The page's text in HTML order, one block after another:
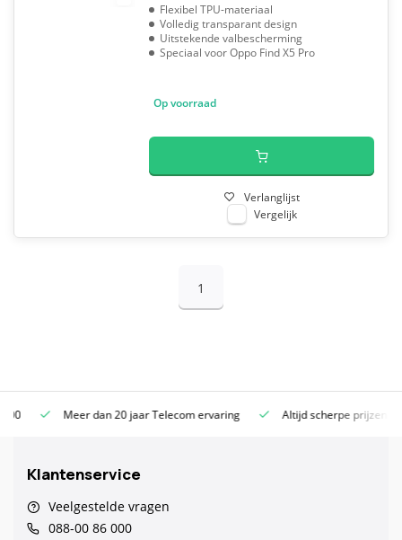
Flexibel TPU-materiaal
Volledig transparant design
Uitstekende valbescherming
Speciaal voor Oppo Find X5 Pro
Op voorraad
Verlanglijst
Vergelijk
1
Meer dan 20 jaar Telecom ervaring Altijd scherpe prijzen
Klantenservice
Veelgestelde vragen
088-00 86 000